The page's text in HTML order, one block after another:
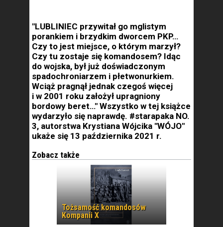
"LUBLINIEC przywitał go mglistym
porankiem i brzydkim dworcem PKP…
Czy to jest miejsce, o którym marzył?
Czy tu zostaje się komandosem? Idąc
do wojska, był już doświadczonym
spadochroniarzem i płetwonurkiem.
Wciąż pragnął jednak czegoś więcej
i w 2001 roku założył upragniony
bordowy beret…" Wszystko w tej książce
wydarzyło się naprawdę. #starapaka NO.
3, autorstwa Krystiana Wójcika "WÓJO"
ukaże się 13 października 2021 r.
Zobacz także
Tożsamość komandosów
Kompanii X